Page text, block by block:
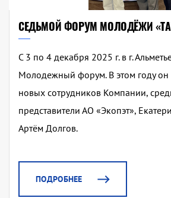
СЕДЬМОЙ ФОРУМ МОЛОДЁЖИ
С 3 по 4 декабря 2025 г. в г.
Молодежный форум. В этом году
новых сотрудников Компании,
представители АО «Экопэт»,
Артём Долгов.
ПОДРОБНЕЕ